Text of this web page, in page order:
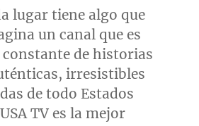
lugar tiene algo que
un canal que es
de historias
irresistibles
de todo Estados
TV es la mejor